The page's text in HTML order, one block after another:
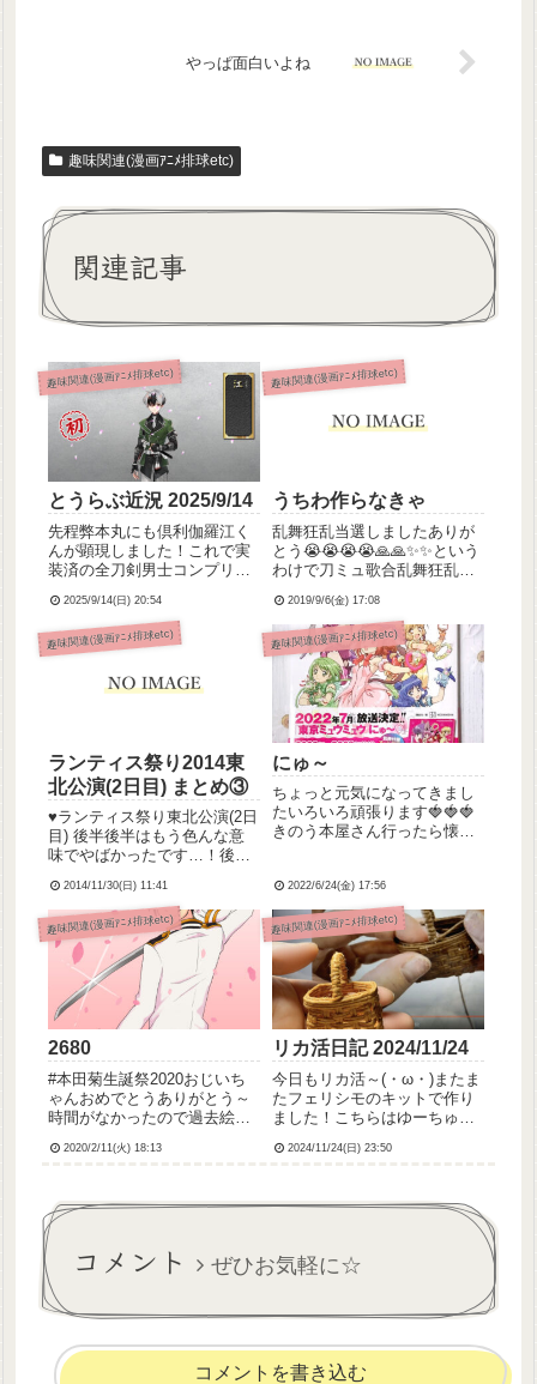
やっぱ面白いよね
趣味関連(漫画ｱﾆﾒ排球etc)
関連記事
趣味関連(漫画ｱﾆﾒ排球etc)
とうらぶ近況 2025/9/14
先程弊本丸にも倶利伽羅江く
んが顕現しました！これで実
装済の全刀剣男士コンプリー
のですが、残念ながら弊本丸
にはまだ孫六兼元さんがいら
っしゃらないのでした……。
ぁ。そして今回の里の周回に
2025/9/14(日) 20:54
趣味関連(漫画ｱﾆﾒ排球etc)
うちわ作らなきゃ
乱舞狂乱当選しましたありが
とう😭😭😭😭🙏🙏✨✨という
わけで刀ミュ歌合乱舞狂乱、
意されました！…ありがと
う…ありがとう…何時のシャ
トルバス乗って物販並ぶかと
か今から作戦練らなきゃ…例
年通りなら各キャラ毎のマフ
ラータオ...
2019/9/6(金) 17:08
趣味関連(漫画ｱﾆﾒ排球etc)
ランティス祭り2014東
北公演(2日目) まとめ③
♥︎ランティス祭り東北公演(2日
目) 後半後半はもう色んな意
味でやばかったです…！後半
んで、コール&レスポンスで
会場を大いに沸かせてまし
た。MCで昨日は谷山紀章さん
と仙台名物牛タンを食べたら
しいことが判明。陽泉ダブ...
2014/11/30(日) 11:41
趣味関連(漫画ｱﾆﾒ排球etc)
にゅ～
ちょっと元気になってきまし
たいろいろ頑張ります🍓🍓🍓
きのう本屋さん行ったら懐か
ウミュウ！！！！( ；∀；)小学
生の頃、初めてコミックス全
巻揃えた漫画でしたそれまで
ちゃお派だったけどなかよ
し...
2022/6/24(金) 17:56
趣味関連(漫画ｱﾆﾒ排球etc)
2680
#本田菊生誕祭2020おじいち
ゃんおめでとうありがとう～
時間がなかったので過去絵リ
2020/2/11(火) 18:13
趣味関連(漫画ｱﾆﾒ排球etc)
リカ活日記 2024/11/24
今日もリカ活～(・ω・)またま
たフェリシモのキットで作り
ました！こちらはゆーちゅー
バスケット参考動画はこちら↓
すあとこれはちょい前の記事
フ...
2024/11/24(日) 23:50
コメント ぜひお気軽に☆
コメントを書き込む